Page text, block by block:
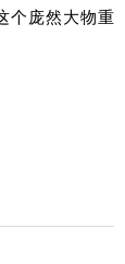
个庞然大物重